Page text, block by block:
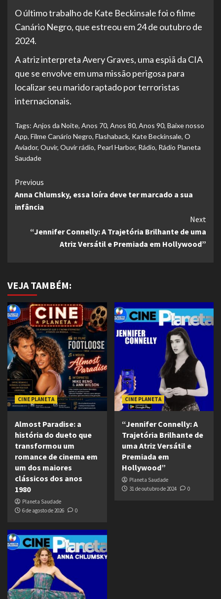
O último trabalho de Kate Beckinsale foi o filme
Canário Negro, que estreou em 24 de outubro de
2024.
A atriz interpreta Avery Graves, uma espiã da CIA
que se envolve em uma missão perigosa para
localizar seu marido raptado por terroristas
internacionais.
Tags: Anjos da Noite, Anos 70, Anos 80, Anos 90, Baixe nosso
App, Filme Canário Negro, Flashaback, Kate Beckinsale, O
Aviador, Ouvir, Ouvir rádio, Pearl Harbor, Rádio, Rádio Planeta
Saudade
Continue
Reading
Previous
Anna Chlumsky, essa loíra deve ter marcado a sua
infância
Next
“Jennifer Connelly: A Trajetória Brilhante de uma
Atriz Versátil e Premiada em Hollywood”
VEJA TAMBÉM:
CINE PLANETA
Almost Paradise: a
história do dueto que
transformou um
romance de cinema em
um dos maiores
clássicos dos anos
1980
Planeta Saudade
6 de agosto de 2026
0
CINE PLANETA
“Jennifer Connelly: A
Trajetória Brilhante de
uma Atriz Versátil e
Premiada em
Hollywood”
Planeta Saudade
31 de outubro de 2024
0